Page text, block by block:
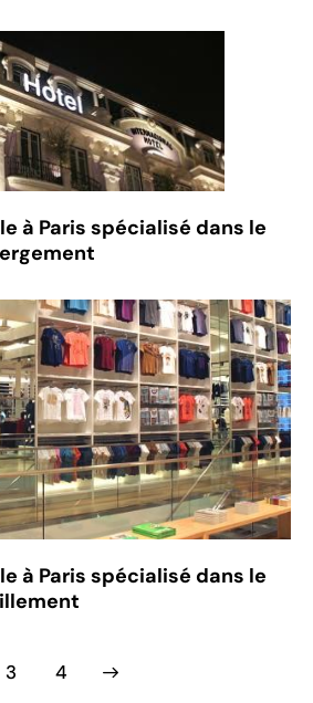
à Paris spécialisé dans le
à Paris spécialisé dans le
3 4